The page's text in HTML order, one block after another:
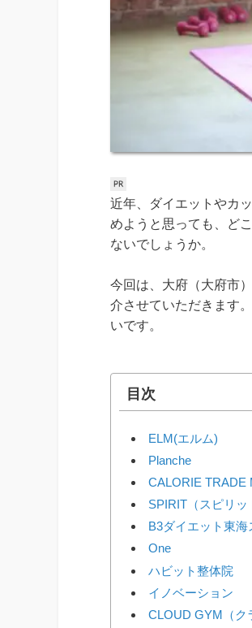
近年、ダイエットやカ
めようと思っても、ど
ないでしょうか。
今回は、大府（大府市
介させていただきます
いです。
目次
ELM(エルム)
Planche
CALORIE TRADE
SPIRIT（スピリッ
B3ダイエット東海
One
ハビット整体院
イノベーション
CLOUD GYM（ク